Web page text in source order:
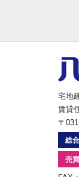
宅地
賃貸
〒
総
売